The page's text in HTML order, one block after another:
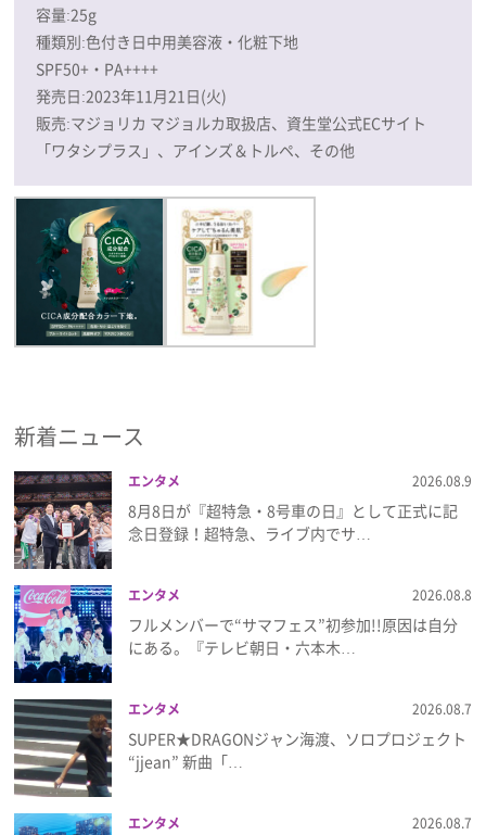
容量:25g
種類別:色付き日中用美容液・化粧下地
SPF50+・PA++++
発売日:2023年11月21日(火)
販売:マジョリカ マジョルカ取扱店、資生堂公式ECサイト
「ワタシプラス」、アインズ＆トルペ、その他
新着ニュース
エンタメ 2026.08.9
8月8日が『超特急・8号車の日』として正式に記
念日登録！超特急、ライブ内でサ…
エンタメ 2026.08.8
フルメンバーで“サマフェス”初参加!!原因は自分
にある。『テレビ朝日・六本木…
エンタメ 2026.08.7
SUPER★DRAGONジャン海渡、ソロプロジェクト
“jjean” 新曲「…
エンタメ 2026.08.7